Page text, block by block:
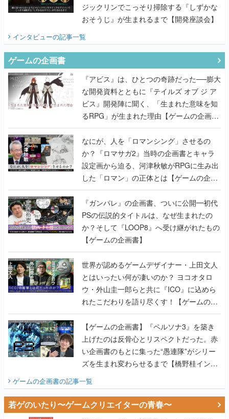
ジックリンでこっそり掃除する『しずかな
おそうじ』が生まれるまで【開発座談会】
インタビューの記事一覧
ゲームの企画書
『アビス』は、ひとつの奇跡だった──膨大
な開発資料とともに『テイルズ オブ ジ ア
ビス』開発陣に聞く、「生まれた意味を知
るRPG」が生まれた理由【ゲームの企画
書】
なにが、人を「ロマンシング」させるの
か？『ロマサガ2』当時の企画書とキャラ
設定画から迫る、河津秋敏がRPGに生み出
した「ロマン」の正体とは【ゲームの企画
書】
『ガンパレ』の企画書、ついに公開━初代
PSの伝説的タイトルは、なぜ生まれたの
か？そして『LOOP8』へ受け継がれたもの
【ゲームの企画書】
世界が認めるゲームデザイナー・上田文人
とはいったい何が凄いのか？ ヨコオタロ
ウ・外山圭一郎らと共に『ICO』に込めら
れたこだわりを語り尽くす！【ゲームの企
画書】
【ゲームの企画書】『ペルソナ3』を築き
上げたのは反骨心とリスペクトだった。赤
い企画書のもとに集った“愚連隊”がシリー
ズを生まれ変わらせるまで【橋野桂インタ
ゲームの企画書の記事一覧
若ゲのいたり〜ゲームクリエイターの青春〜